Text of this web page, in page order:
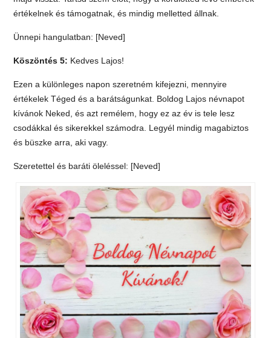
értékelnek és támogatnak, és mindig melletted állnak.
Ünnepi hangulatban: [Neved]
Köszöntés 5: Kedves Lajos!
Ezen a különleges napon szeretném kifejezni, mennyire
értékelek Téged és a barátságunkat. Boldog Lajos névnapot
kívánok Neked, és azt remélem, hogy ez az év is tele lesz
csodákkal és sikerekkel számodra. Legyél mindig magabiztos
és büszke arra, aki vagy.
Szeretettel és baráti öleléssel: [Neved]